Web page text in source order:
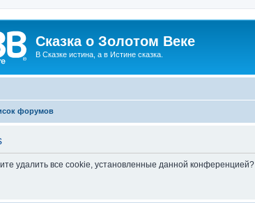
Сказка о Золотом Веке
В Сказке истина, а в Истине сказка.
форумов
удалить все cookie, установленные данной конференцией?